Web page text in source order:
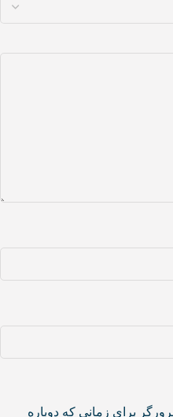
برای زمانی که دوباره